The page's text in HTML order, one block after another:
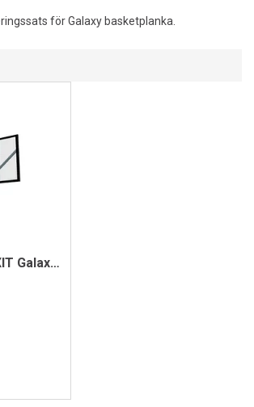
för Galaxy basketplanka.
Basketkorg EXIT Galaxy med platta